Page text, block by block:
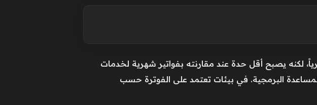
يقارب 3999 دولاراً. رقم مرتفع ظاهرياً، لكنه يصبح أقل حدة عند مقارنته بفواتير شهرية لخدمات
البرمجية. في بيئات تعتمد على الفوترة حسب